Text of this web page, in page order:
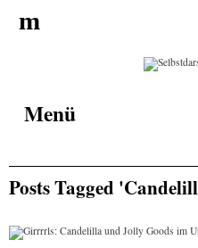
m
Menü
Posts Tagged